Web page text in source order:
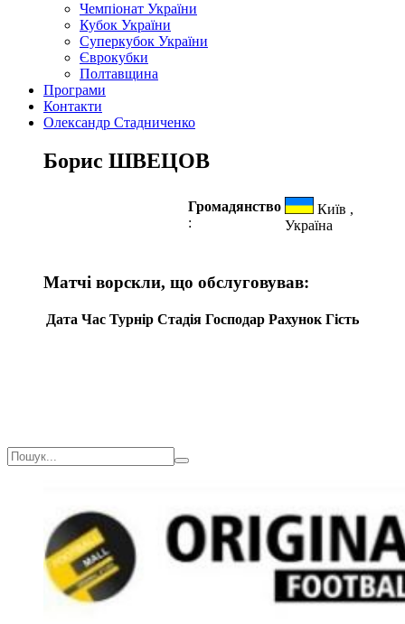
Чемпіонат України
Кубок України
Суперкубок України
Єврокубки
Полтавщина
Програми
Контакти
Олександр Стадниченко
Борис ШВЕЦОВ
Громадянство
:
Київ ,
Україна
Матчі ворскли, що обслуговував:
Дата Час Турнір Стадія Господар Рахунок Гість